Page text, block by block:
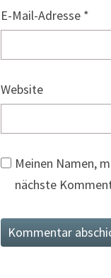
E-Mail-Adresse *
Website
Meinen Namen,
nächste